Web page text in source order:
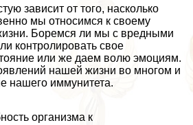
зависит от того, насколько
мы относимся к своему
Боремся ли мы с вредными
контролировать свое
или же даем волю эмоциям.
нашей жизни во многом и
нашего иммунитета.
организма к